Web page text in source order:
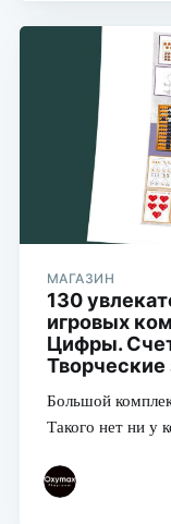
МАГАЗИН
130
игровых
Цифры.
Творческие
Большой
Такого нет ни у